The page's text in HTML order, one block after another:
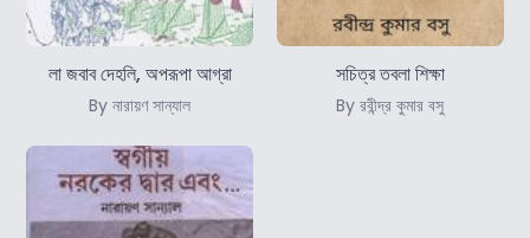
লা জবাব দেহলি, অপরূপা আগ্রা
By নারায়ণ সান্যাল
সচিত্র তবলা শিক্ষা
By রবীন্দ্র কুমার বসু